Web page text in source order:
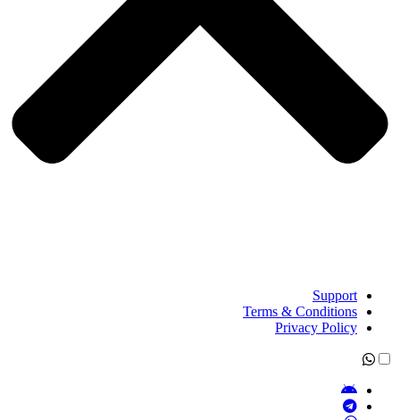
Support
Terms & Conditions
Privacy Policy